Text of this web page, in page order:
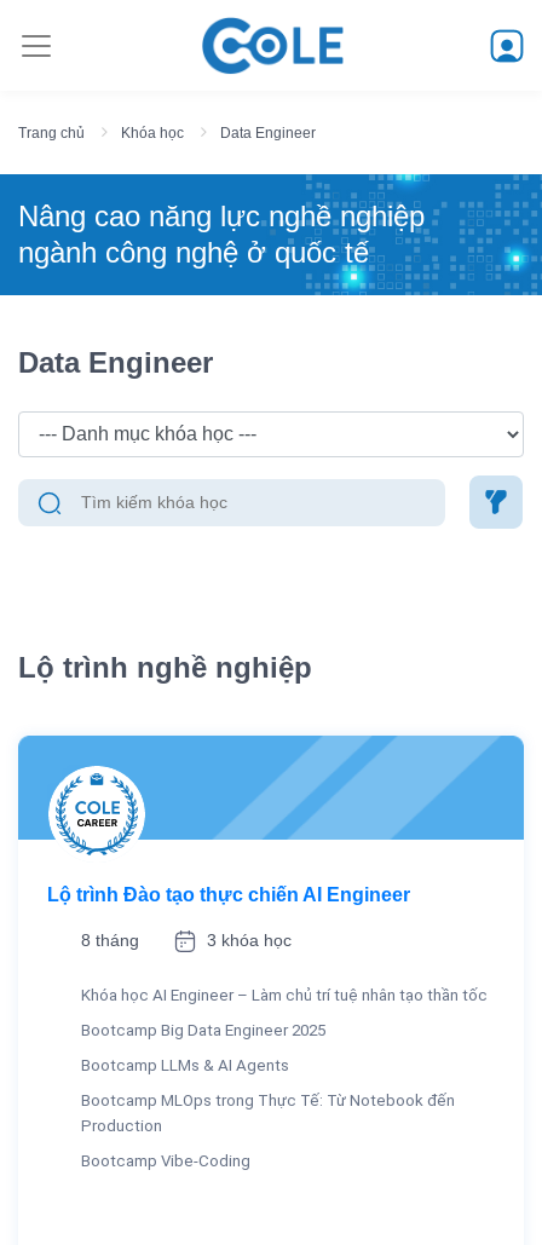
Trang chủ Khóa học Data Engineer
Nâng cao năng lực nghề nghiệp
ngành công nghệ ở quốc tế
Data Engineer
Lộ trình nghề nghiệp
Lộ trình Đào tạo thực chiến AI Engineer
8 tháng 3 khóa học
Khóa học AI Engineer – Làm chủ trí tuệ nhân tạo thần tốc
Bootcamp Big Data Engineer 2025
Bootcamp LLMs & AI Agents
Bootcamp MLOps trong Thực Tế: Từ Notebook đến
Production
Bootcamp Vibe-Coding